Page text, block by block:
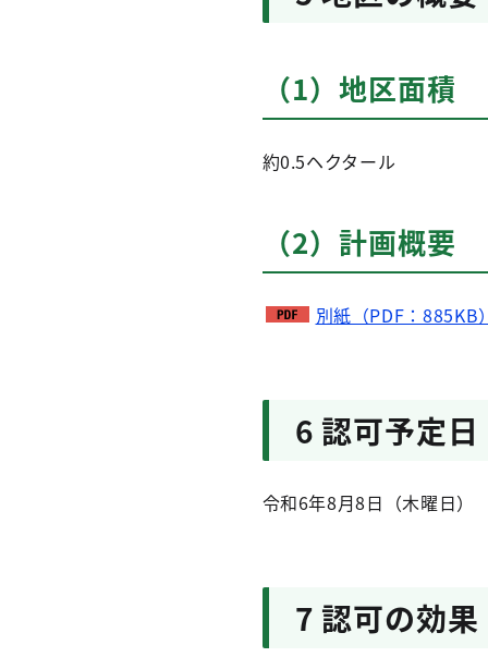
（1）地区面積
約0.5ヘクタール
（2）計画概要
別紙（PDF：885KB
6 認可予定日
令和6年8月8日（木曜日）
7 認可の効果